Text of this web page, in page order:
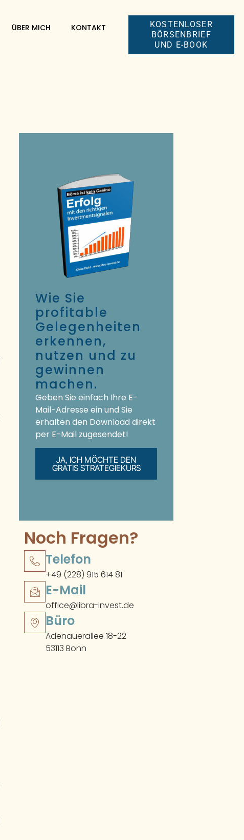
ÜBER MICH KONTAKT
KOSTENLOSER
BÖRSENBRIEF
UND E-BOOK
Wie Sie
profitable
Gelegenheiten
erkennen,
nutzen und zu
gewinnen
machen.
Geben Sie einfach Ihre E-
Mail-Adresse ein und Sie
erhalten den Download direkt
per E-Mail zugesendet!
JA, ICH MÖCHTE DEN
GRATIS STRATEGIEKURS
Noch Fragen?
Telefon
+49 (228) 915 614 81
E-Mail
office@libra-invest.de
Büro
Adenauerallee 18-22
53113 Bonn